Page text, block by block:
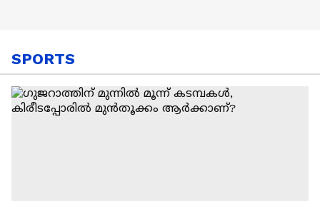
SPORTS